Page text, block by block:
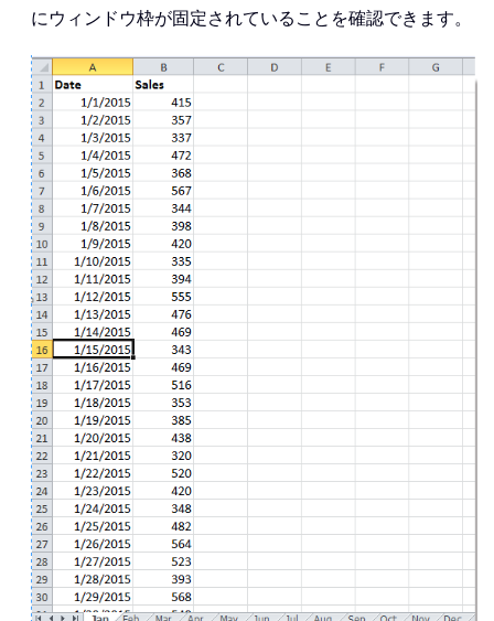
にウィンドウ枠が固定されていることを確認できます。